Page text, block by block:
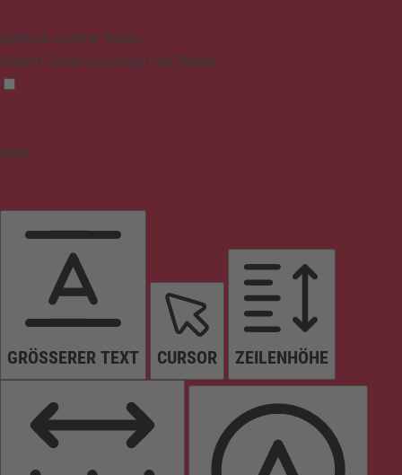
Epilepsie-sicherer Modus
Dämpft Farben und stoppt das Blinken
Inhalt
GRÖSSERER TEXT CURSOR ZEILENHÖHE